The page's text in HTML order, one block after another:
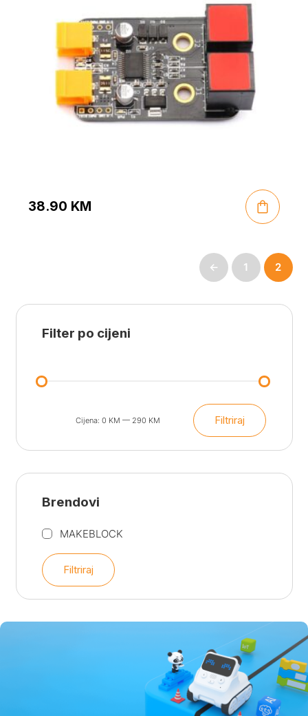
38.90 KM
← 1 2
Filter po cijeni
Min
cijena
Maks
cijena
Filtriraj
Cijena: 0 KM — 290 KM
Brendovi
MAKEBLOCK
Filtriraj